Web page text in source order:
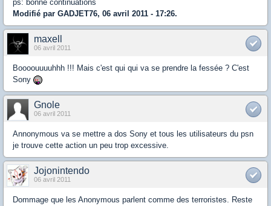
ps: bonne continuations
Modifié par GADJET76, 06 avril 2011 - 17:26.
maxell
06 avril 2011
Boooouuuuhhh !!! Mais c'est qui qui va se prendre la fessée ? C'est
Sony
Gnole
06 avril 2011
Annonymous va se mettre a dos Sony et tous les utilisateurs du psn
je trouve cette action un peu trop excessive.
Jojonintendo
06 avril 2011
Dommage que les Anonymous parlent comme des terroristes. Reste